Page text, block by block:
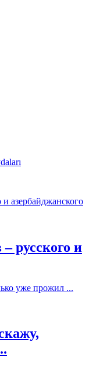
русского и